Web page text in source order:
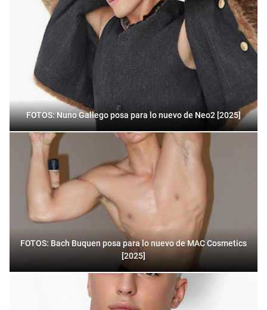
FOTOS: Nuno Gallego posa para lo nuevo de Neo2 [2025]
FOTOS: Bach Buquen posa para lo nuevo de MAC Cosmetics
[2025]